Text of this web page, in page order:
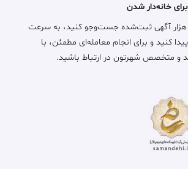
خانه‌دار شدن
هزار آگهی ثبت‌شده جست‌وجو کنید، به سرعت
کنید و برای انجام معامله‌ای مطمئن، با
و متخصص شهرتون در ارتباط باشید.